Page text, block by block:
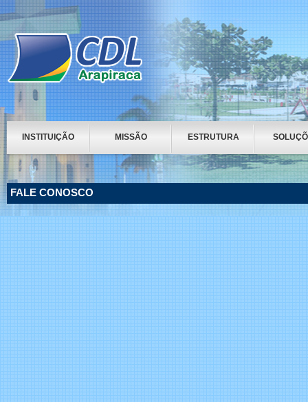
INSTITUIÇÃO MISSÃO ESTRUTURA
FALE CONOSCO